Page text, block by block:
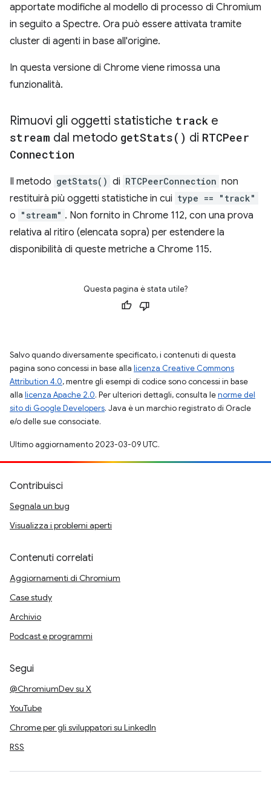
apportate modifiche al modello di processo di Chromium
in seguito a Spectre. Ora può essere attivata tramite
cluster di agenti in base all'origine.
In questa versione di Chrome viene rimossa una
funzionalità.
Rimuovi gli oggetti statistiche track e
stream dal metodo getStats( ) di RTCPeer
Connection
Il metodo getStats() di RTCPeerConnection non
restituirà più oggetti statistiche in cui type == "track"
o "stream" . Non fornito in Chrome 112, con una prova
relativa al ritiro (elencata sopra) per estendere la
disponibilità di queste metriche a Chrome 115.
Questa pagina è stata utile?
Salvo quando diversamente specificato, i contenuti di questa
pagina sono concessi in base alla licenza Creative Commons
Attribution 4.0, mentre gli esempi di codice sono concessi in base
alla licenza Apache 2.0. Per ulteriori dettagli, consulta lenorme del
sito di Google Developers. Java è un marchio registrato di Oracle
e/o delle sue consociate.
Ultimo aggiornamento 2023-03-09 UTC.
Contribuisci
Segnala un bug
Visualizza i problemi aperti
Contenuti correlati
Aggiornamenti di Chromium
Case study
Archivio
Podcast e programmi
Segui
@ChromiumDev su X
YouTube
Chrome per gli sviluppatori su LinkedIn
RSS